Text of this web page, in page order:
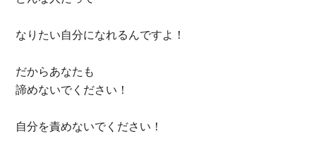
なりたい自分になれるんですよ！
だからあなたも
諦めないでください！
自分を責めないでください！